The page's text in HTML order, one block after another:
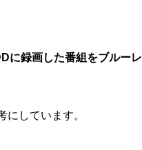
に録画した番組をブルー
にしています。